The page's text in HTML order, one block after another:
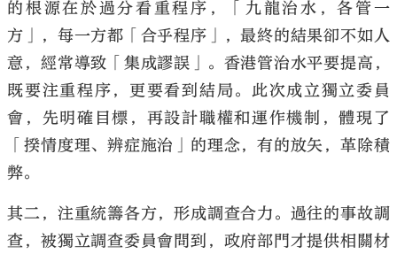
的根源在於過分看重程序，「九龍治水，各管一
方」，每一方都「合乎程序」，最終的結果卻不如人
意，經常導致「集成謬誤」。香港管治水平要提高，
既要注重程序，更要看到結局。此次成立獨立委員
會，先明確目標，再設計職權和運作機制，體現了
「揆情度理、辨症施治」的理念，有的放矢，革除積
弊。
其二，注重統籌各方，形成調查合力。過往的事故調
查，被獨立調查委員會問到，政府部門才提供相關材